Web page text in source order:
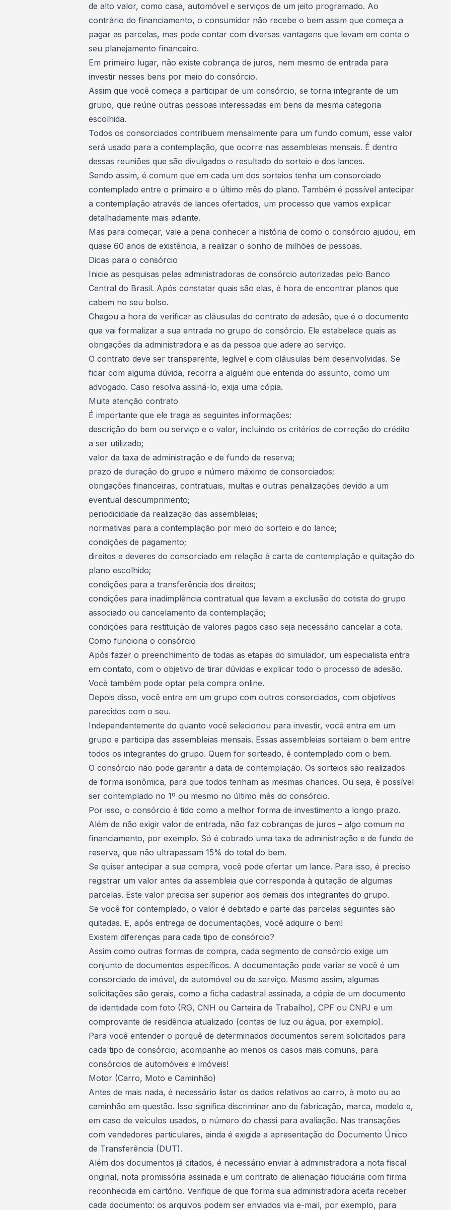
de alto valor, como casa, automóvel e serviços de um jeito programado. Ao
contrário do financiamento, o consumidor não recebe o bem assim que começa a
pagar as parcelas, mas pode contar com diversas vantagens que levam em conta o
seu planejamento financeiro.
Em primeiro lugar, não existe cobrança de juros, nem mesmo de entrada para
investir nesses bens por meio do consórcio.
Assim que você começa a participar de um consórcio, se torna integrante de um
grupo, que reúne outras pessoas interessadas em bens da mesma categoria
escolhida.
Todos os consorciados contribuem mensalmente para um fundo comum, esse valor
será usado para a contemplação, que ocorre nas assembleias mensais. É dentro
dessas reuniões que são divulgados o resultado do sorteio e dos lances.
Sendo assim, é comum que em cada um dos sorteios tenha um consorciado
contemplado entre o primeiro e o último mês do plano. Também é possível antecipar
a contemplação através de lances ofertados, um processo que vamos explicar
detalhadamente mais adiante.
Mas para começar, vale a pena conhecer a história de como o consórcio ajudou, em
quase 60 anos de existência, a realizar o sonho de milhões de pessoas.
Dicas para o consórcio
Inicie as pesquisas pelas administradoras de consórcio autorizadas pelo Banco
Central do Brasil. Após constatar quais são elas, é hora de encontrar planos que
cabem no seu bolso.
Chegou a hora de verificar as cláusulas do contrato de adesão, que é o documento
que vai formalizar a sua entrada no grupo do consórcio. Ele estabelece quais as
obrigações da administradora e as da pessoa que adere ao serviço.
O contrato deve ser transparente, legível e com cláusulas bem desenvolvidas. Se
ficar com alguma dúvida, recorra a alguém que entenda do assunto, como um
advogado. Caso resolva assiná-lo, exija uma cópia.
Muita atenção contrato
É importante que ele traga as seguintes informações:
descrição do bem ou serviço e o valor, incluindo os critérios de correção do crédito
a ser utilizado;
valor da taxa de administração e de fundo de reserva;
prazo de duração do grupo e número máximo de consorciados;
obrigações financeiras, contratuais, multas e outras penalizações devido a um
eventual descumprimento;
periodicidade da realização das assembleias;
normativas para a contemplação por meio do sorteio e do lance;
condições de pagamento;
direitos e deveres do consorciado em relação à carta de contemplação e quitação do
plano escolhido;
condições para a transferência dos direitos;
condições para inadimplência contratual que levam a exclusão do cotista do grupo
associado ou cancelamento da contemplação;
condições para restituição de valores pagos caso seja necessário cancelar a cota.
Como funciona o consórcio
Após fazer o preenchimento de todas as etapas do simulador, um especialista entra
em contato, com o objetivo de tirar dúvidas e explicar todo o processo de adesão.
Você também pode optar pela compra online.
Depois disso, você entra em um grupo com outros consorciados, com objetivos
parecidos com o seu.
Independentemente do quanto você selecionou para investir, você entra em um
grupo e participa das assembleias mensais. Essas assembleias sorteiam o bem entre
todos os integrantes do grupo. Quem for sorteado, é contemplado com o bem.
O consórcio não pode garantir a data de contemplação. Os sorteios são realizados
de forma isonômica, para que todos tenham as mesmas chances. Ou seja, é possível
ser contemplado no 1º ou mesmo no último mês do consórcio.
Por isso, o consórcio é tido como a melhor forma de investimento a longo prazo.
Além de não exigir valor de entrada, não faz cobranças de juros – algo comum no
financiamento, por exemplo. Só é cobrado uma taxa de administração e de fundo de
reserva, que não ultrapassam 15% do total do bem.
Se quiser antecipar a sua compra, você pode ofertar um lance. Para isso, é preciso
registrar um valor antes da assembleia que corresponda à quitação de algumas
parcelas. Este valor precisa ser superior aos demais dos integrantes do grupo.
Se você for contemplado, o valor é debitado e parte das parcelas seguintes são
quitadas. E, após entrega de documentações, você adquire o bem!
Existem diferenças para cada tipo de consórcio?
Assim como outras formas de compra, cada segmento de consórcio exige um
conjunto de documentos específicos. A documentação pode variar se você é um
consorciado de imóvel, de automóvel ou de serviço. Mesmo assim, algumas
solicitações são gerais, como a ficha cadastral assinada, a cópia de um documento
de identidade com foto (RG, CNH ou Carteira de Trabalho), CPF ou CNPJ e um
comprovante de residência atualizado (contas de luz ou água, por exemplo).
Para você entender o porquê de determinados documentos serem solicitados para
cada tipo de consórcio, acompanhe ao menos os casos mais comuns, para
consórcios de automóveis e imóveis!
Motor (Carro, Moto e Caminhão)
Antes de mais nada, é necessário listar os dados relativos ao carro, à moto ou ao
caminhão em questão. Isso significa discriminar ano de fabricação, marca, modelo e,
em caso de veículos usados, o número do chassi para avaliação. Nas transações
com vendedores particulares, ainda é exigida a apresentação do Documento Único
de Transferência (DUT).
Além dos documentos já citados, é necessário enviar à administradora a nota fiscal
original, nota promissória assinada e um contrato de alienação fiduciária com firma
reconhecida em cartório. Verifique de que forma sua administradora aceita receber
cada documento: os arquivos podem ser enviados via e-mail, por exemplo, para